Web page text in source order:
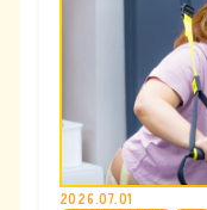
2026.07.01